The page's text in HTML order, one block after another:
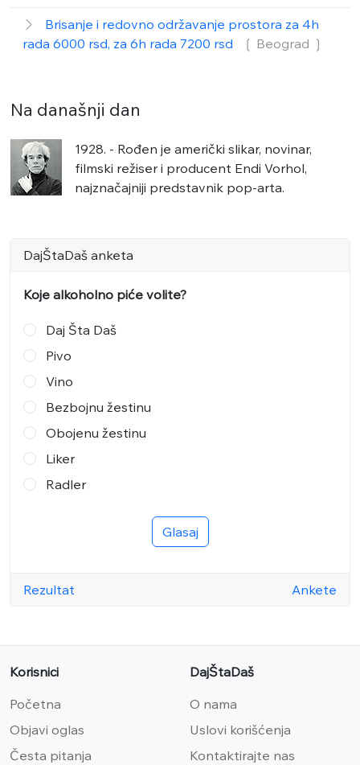
Brisanje i redovno održavanje prostora za 4h
rada 6000 rsd, za 6h rada 7200 rsd
❲ Beograd ❳
Na današnji dan
1928. - Rođen je američki slikar, novinar,
filmski režiser i producent Endi Vorhol,
najznačajniji predstavnik pop-arta.
DajŠtaDaš anketa
Koje alkoholno piće volite?
Daj Šta Daš
Pivo
Vino
Bezbojnu žestinu
Obojenu žestinu
Liker
Radler
Glasaj
Rezultat Ankete
Korisnici
Početna
Objavi oglas
Česta pitanja
DajŠtaDaš
O nama
Uslovi korišćenja
Kontaktirajte nas